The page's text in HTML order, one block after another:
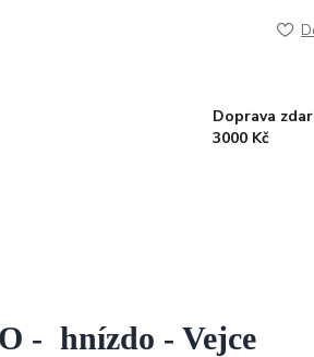
Doprava
3000 Kč
- hnízdo - Vejce